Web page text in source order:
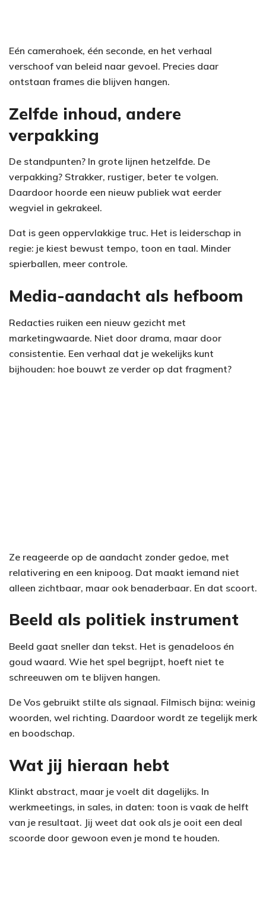
Eén camerahoek, één seconde, en het verhaal
verschoof van beleid naar gevoel. Precies daar
ontstaan frames die blijven hangen.
Zelfde inhoud, andere
verpakking
De standpunten? In grote lijnen hetzelfde. De
verpakking? Strakker, rustiger, beter te volgen.
Daardoor hoorde een nieuw publiek wat eerder
wegviel in gekrakeel.
Dat is geen oppervlakkige truc. Het is leiderschap in
regie: je kiest bewust tempo, toon en taal. Minder
spierballen, meer controle.
Media-aandacht als hefboom
Redacties ruiken een nieuw gezicht met
marketingwaarde. Niet door drama, maar door
consistentie. Een verhaal dat je wekelijks kunt
bijhouden: hoe bouwt ze verder op dat fragment?
Ze reageerde op de aandacht zonder gedoe, met
relativering en een knipoog. Dat maakt iemand niet
alleen zichtbaar, maar ook benaderbaar. En dat scoort.
Beeld als politiek instrument
Beeld gaat sneller dan tekst. Het is genadeloos én
goud waard. Wie het spel begrijpt, hoeft niet te
schreeuwen om te blijven hangen.
De Vos gebruikt stilte als signaal. Filmisch bijna: weinig
woorden, wel richting. Daardoor wordt ze tegelijk merk
en boodschap.
Wat jij hieraan hebt
Klinkt abstract, maar je voelt dit dagelijks. In
werkmeetings, in sales, in daten: toon is vaak de helft
van je resultaat. Jij weet dat ook als je ooit een deal
scoorde door gewoon even je mond te houden.